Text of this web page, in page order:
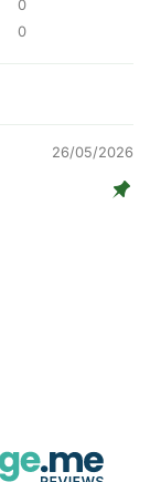
0
0
26/05/2026